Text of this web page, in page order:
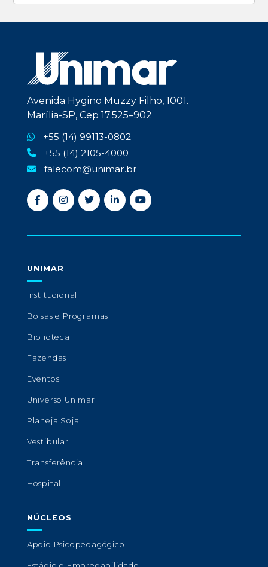
Avenida Hygino Muzzy Filho, 1001.
Marília-SP, Cep 17.525–902
+55 (14) 99113-0802
+55 (14) 2105-4000
falecom@unimar.br
UNIMAR
Institucional
Bolsas e Programas
Biblioteca
Fazendas
Eventos
Universo Unimar
Planeja Soja
Vestibular
Transferência
Hospital
NÚCLEOS
Apoio Psicopedagógico